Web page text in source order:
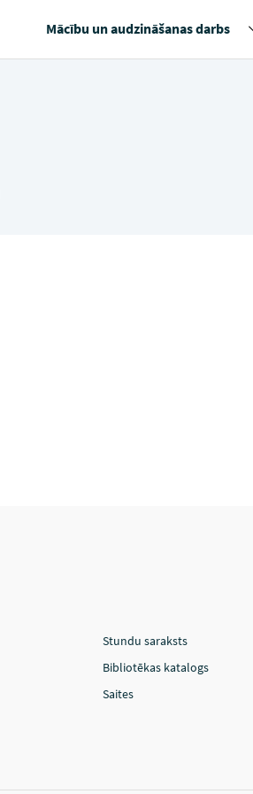
Mācību un audzināšanas darbs
Stundu saraksts
Bibliotēkas katalogs
Saites